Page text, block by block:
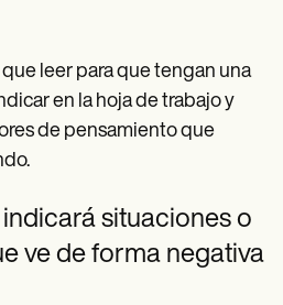
leer para que tengan una
en la hoja de trabajo y
de pensamiento que
indicará situaciones o
ve de forma negativa